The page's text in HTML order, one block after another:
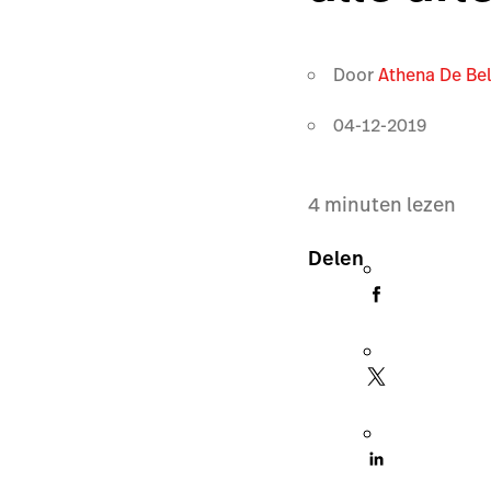
DoorAthena De
04-12-2019
4 minuten lezen
Delen